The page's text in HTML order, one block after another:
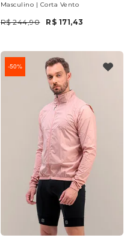
Masculino | Corta Vento
R$ 244,90 R$ 171,43
50%